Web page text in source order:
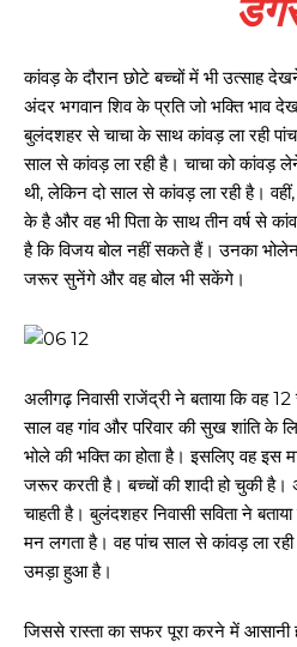
कांवड़ के दौरान छोटे बच्चों में भी उत्साह
अंदर भगवान शिव के प्रति जो भक्ति भाव
बुलंदशहर से चाचा के साथ कांवड़ ला रही पांच
साल से कांवड़ ला रही है। चाचा को कांवड़
थी, लेकिन दो साल से कांवड़ ला रही है। वहीं,
के है और वह भी पिता के साथ तीन वर्ष से
है कि विजय बोल नहीं सकते हैं। उनका
जरूर सुनेंगे और वह बोल भी सकेंगे।
अलीगढ़ निवासी राजेंद्री ने बताया कि वह
साल वह गांव और परिवार की सुख शांति के
भोले की भक्ति का होता है। इसलिए वह इस
जरूर करती है। बच्चों की शादी हो चुकी है।
चाहती है। बुलंदशहर निवासी सविता ने
मन लगता है। वह पांच साल से कांवड़ ला
उमड़ा हुआ है।
जिससे रास्ता का सफर पूरा करने में